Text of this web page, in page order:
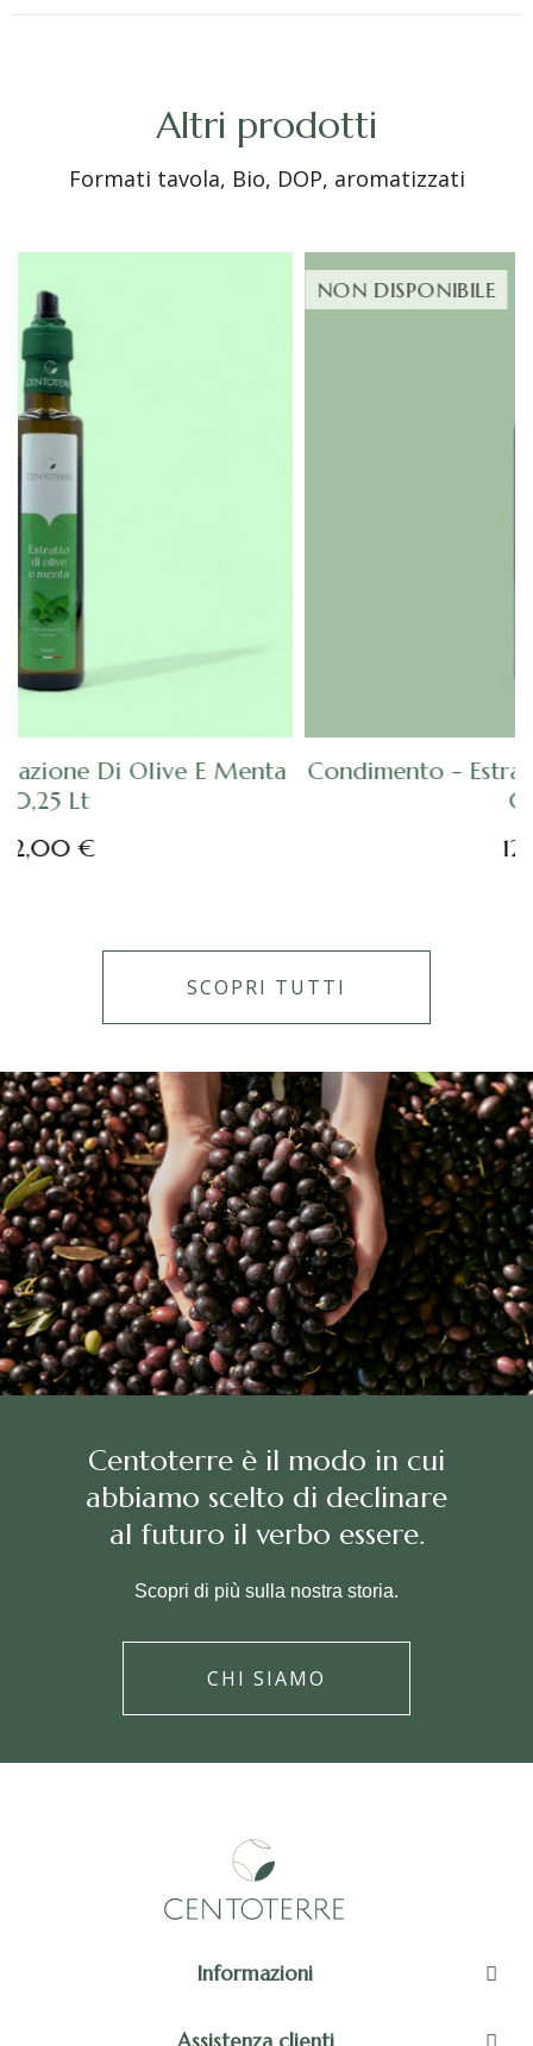
Altri prodotti
Formati tavola, Bio, DOP, aromatizzati
NON DISPONIBILE
Condimento - Estrazione Di Olive E Basilico
SCOPRI TUTTI
Centoterre è il modo in cui
abbiamo scelto di declinare
al futuro il verbo essere.
Scopri di più sulla nostra storia.
CHI SIAMO
Informazioni